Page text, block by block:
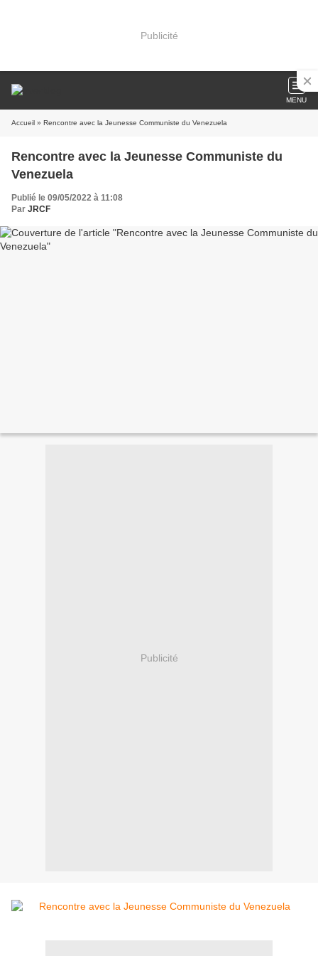
Publicité
MENU
Accueil » Rencontre avec la Jeunesse Communiste du Venezuela
Rencontre avec la Jeunesse Communiste du
Venezuela
Publié le 09/05/2022 à 11:08
Par JRCF
Publicité